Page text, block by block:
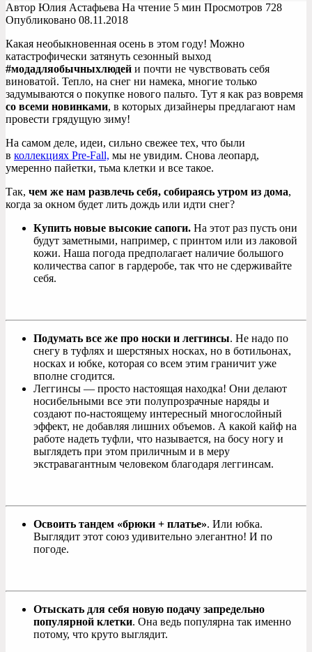
Автор Юлия Астафьева На чтение 5 мин Просмотров 728
Опубликовано 08.11.2018
Какая необыкновенная осень в этом году! Можно
катастрофически затянуть сезонный выход
#модадляобычныхлюдей и почти не чувствовать себя
виноватой. Тепло, на снег ни намека, многие только
задумываются о покупке нового пальто. Тут я как раз вовремя
со всеми новинками, в которых дизайнеры предлагают нам
провести грядущую зиму!
На самом деле, идеи, сильно свежее тех, что были
в коллекциях Pre-Fall, мы не увидим. Снова леопард,
умеренно пайетки, тьма клетки и все такое.
Так, чем же нам развлечь себя, собираясь утром из дома,
когда за окном будет лить дождь или идти снег?
Купить новые высокие сапоги. На этот раз пусть они
будут заметными, например, с принтом или из лаковой
кожи. Наша погода предполагает наличие большого
количества сапог в гардеробе, так что не сдерживайте
себя.
Подумать все же про носки и леггинсы. Не надо по
снегу в туфлях и шерстяных носках, но в ботильонах,
носках и юбке, которая со всем этим граничит уже
вполне сгодится.
Леггинсы — просто настоящая находка! Они делают
носибельными все эти полупрозрачные наряды и
создают по-настоящему интересный многослойный
эффект, не добавляя лишних объемов. А какой кайф на
работе надеть туфли, что называется, на босу ногу и
выглядеть при этом приличным и в меру
экстравагантным человеком благодаря леггинсам.
Освоить тандем «брюки + платье». Или юбка.
Выглядит этот союз удивительно элегантно! И по
погоде.
Отыскать для себя новую подачу запредельно
популярной клетки. Она ведь популярна так именно
потому, что круто выглядит.